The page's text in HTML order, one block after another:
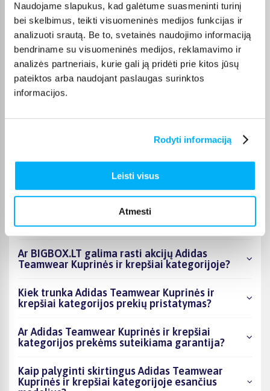
Naudojame slapukus, kad galėtume suasmeninti turinį
bei skelbimus, teikti visuomeninės medijos funkcijas ir
analizuoti srautą. Be to, svetainės naudojimo informaciją
bendriname su visuomeninės medijos, reklamavimo ir
analizės partneriais, kurie gali ją pridėti prie kitos jūsų
pateiktos arba naudojant paslaugas surinktos
informacijos.
Rodyti informaciją
Leisti visus
Atmesti
pristatymo informaciją ir prekės aprašymą, kad galėtumėte
priimti patogų ir apgalvotą sprendimą.
Palyginkite Adidas Teamwear prekes BIGBOX.LT ir išsirinkite
DUK
kategorijoje esantys produktai šiuo metu
krepšiai kategorijos asortimente ir kokia
žemiausia kaina?
Ar BIGBOX.LT galima rasti akcijų Adidas
Teamwear Kuprinės ir krepšiai kategorijoje?
Kiek trunka Adidas Teamwear Kuprinės ir
krepšiai kategorijos prekių pristatymas?
Ar Adidas Teamwear Kuprinės ir krepšiai
kategorijos prekėms suteikiama garantija?
Kaip palyginti skirtingus Adidas Teamwear
Kuprinės ir krepšiai kategorijoje esančius